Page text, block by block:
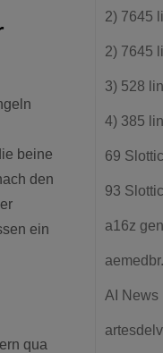
beine
den
ein
qua
2) 7645
2) 7645
3) 528
4) 385
69
93
a16z
AI News